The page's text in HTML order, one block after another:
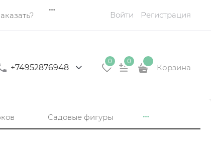
Войти Регистрация
+74952876948
0 0
Корзина
Садовые фигуры